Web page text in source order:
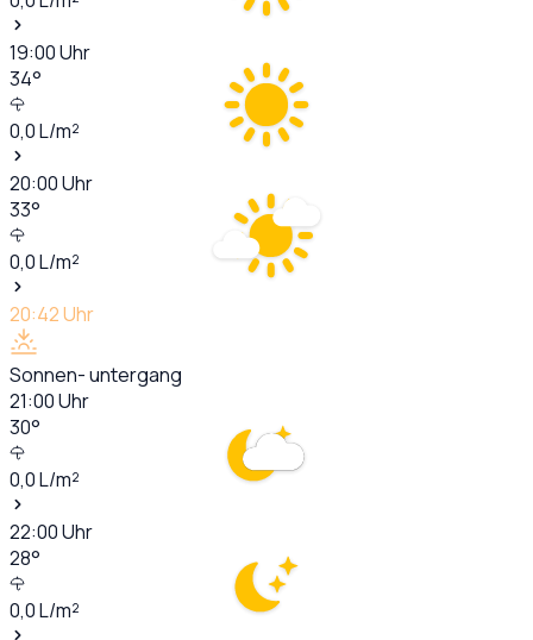
19:00Uhr
34°
0,0L/m²
20:00Uhr
33°
0,0L/m²
20:42Uhr
Sonnen- untergang
21:00Uhr
30°
0,0L/m²
22:00Uhr
28°
0,0L/m²